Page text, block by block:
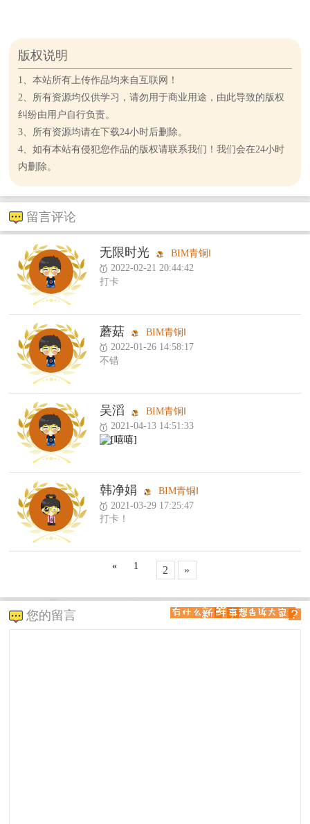
版权说明
1、本站所有上传作品均来自互联网！
2、所有资源均仅供学习，请勿用于商业用途，由此导致的版权
纠纷由用户自行负责。
3、所有资源均请在下载24小时后删除。
4、如有本站有侵犯您作品的版权请联系我们！我们会在24小时
内删除。
留言评论
无限时光
BIM青铜Ⅰ
2022-02-21 20:44:42
打卡
蘑菇
BIM青铜Ⅰ
2022-01-26 14:58:17
不错
吴滔
BIM青铜Ⅰ
2021-04-13 14:51:33
韩净娟
BIM青铜Ⅰ
2021-03-29 17:25:47
打卡！
« 1 2 »
您的留言